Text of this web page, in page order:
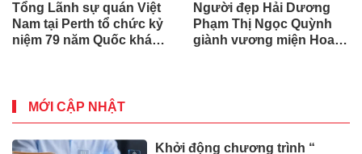
Tổng Lãnh sự quán Việt
Nam tại Perth tổ chức kỷ
niệm 79 năm Quốc khánh
Người đẹp Hải Dương
Phạm Thị Ngọc Quỳnh
giành vương miện Hoa
MỚI CẬP NHẬT
Khởi động chương trình “